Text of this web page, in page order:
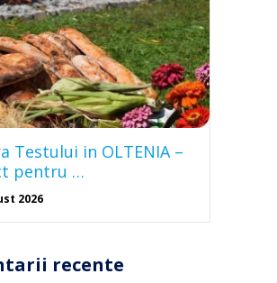
Testului in OLTENIA –
pentru …
2026
recente